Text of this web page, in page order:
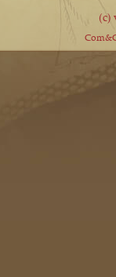
(c)